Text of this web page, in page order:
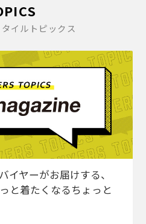
イルトピックス
イヤーがお届けする、
と着たくなるちょっと